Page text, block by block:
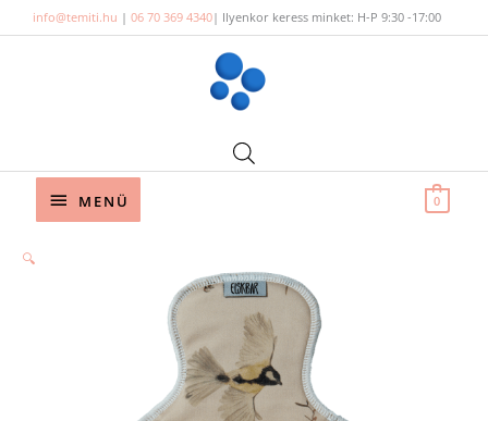
to
info@temiti.hu | 06 70 369 4340| Ilyenkor keress minket: H-P 9:30 -17:00
Below
MENÜ 0
🔍